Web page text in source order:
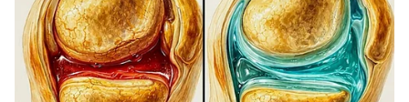
ஓம் சிவனடியானே போற்றி
ஓம் சிவபக்தர்க்கடியானே போற்றி
ஓம் சீற்றனே போற்றி
ஓம் செயலறச் செய்பவனே போற்றி